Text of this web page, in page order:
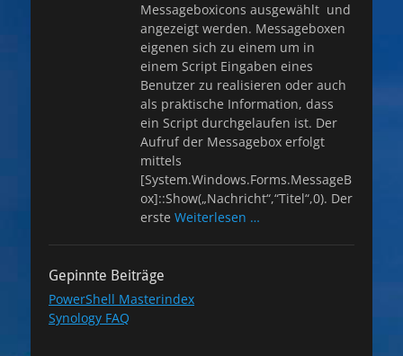
Messageboxicons ausgewählt und
angezeigt werden. Messageboxen
eigenen sich zu einem um in
einem Script Eingaben eines
Benutzer zu realisieren oder auch
als praktische Information, dass
ein Script durchgelaufen ist. Der
Aufruf der Messagebox erfolgt
mittels
[System.Windows.Forms.MessageB
ox]::Show(„Nachricht“,“Titel“,0). Der
erste Weiterlesen …
Gepinnte Beiträge
PowerShell Masterindex
Synology FAQ